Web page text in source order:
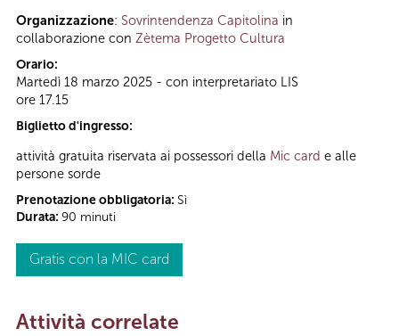
Organizzazione: Sovrintendenza Capitolina in
collaborazione con Zètema Progetto Cultura
Orario:
Martedì 18 marzo 2025 - con interpretariato LIS
ore 17.15
Biglietto d'ingresso:
attività gratuita riservata ai possessori della Mic card e alle
persone sorde
Prenotazione obbligatoria: Sì
Durata: 90 minuti
Gratis con la MIC card
Attività correlate